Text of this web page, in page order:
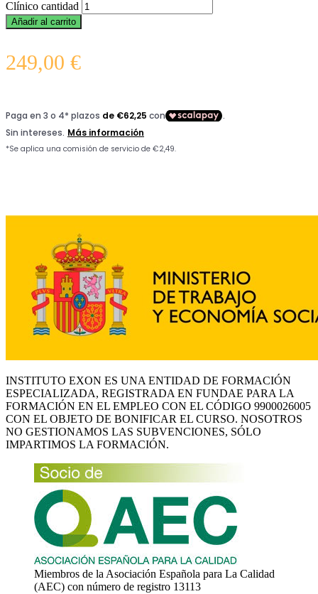
Clínico cantidad
Añadir al carrito
249,00 €
INSTITUTO EXON ES UNA ENTIDAD DE FORMACIÓN
ESPECIALIZADA, REGISTRADA EN FUNDAE PARA LA
FORMACIÓN EN EL EMPLEO CON EL CÓDIGO 9900026005
CON EL OBJETO DE BONIFICAR EL CURSO. NOSOTROS
NO GESTIONAMOS LAS SUBVENCIONES, SÓLO
IMPARTIMOS LA FORMACIÓN.
Miembros de la Asociación Española para La Calidad
(AEC) con número de registro 13113